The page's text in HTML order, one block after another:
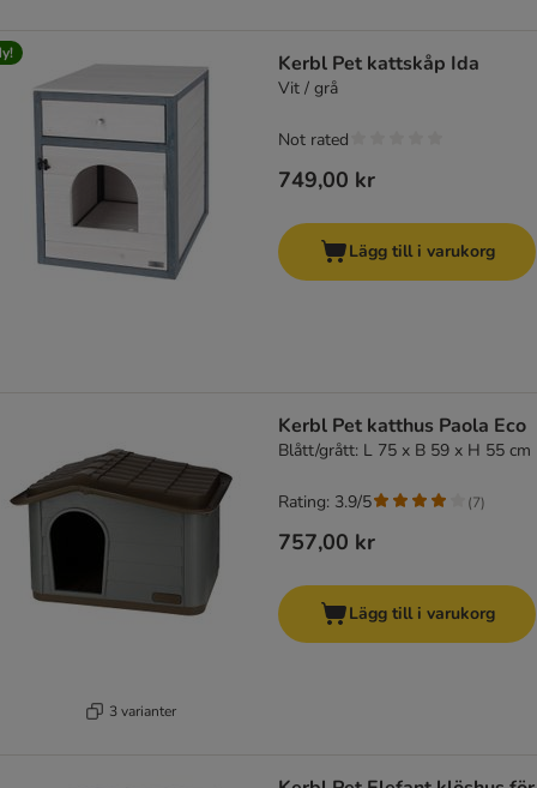
Kerbl Pet kattskåp Ida
Vit / grå
749,00 kr
Not rated
Lägg till i varukorg
3 varianter
Kerbl Pet katthus Paola Eco
Blått/grått: L 75 x B 59 x H 55 cm
757,00 kr
Rating: 3.9/5 (7)
Lägg till i varukorg